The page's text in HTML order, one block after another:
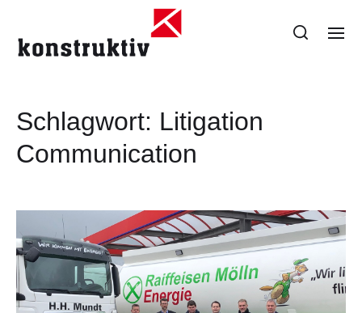
Schlagwort: Litigation
Communication